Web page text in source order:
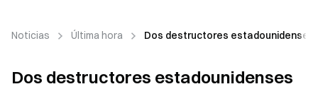
Noticias Última hora Dos destructores estadounidenses
Dos destructores estadounidenses